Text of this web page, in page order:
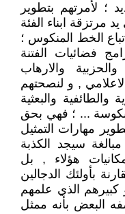
؛ لأمرتهم بتطوير
مرتزقة ابناء الفئة
الخط المنكوس ؛
فضائيات الفتنة
والارهاب
, و لنصحتهم
والطائفية والبعثية
... ؛ فهي بحق
مهارات التمثيل
سيجد الكذبة
هؤلاء , بل
بأولئك الدجالين
الذي علمهم
البعض بأنه ممثل